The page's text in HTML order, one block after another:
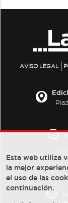
AVISO LEGAL
Esta web utiliza
la mejor
el uso de las
continuación.